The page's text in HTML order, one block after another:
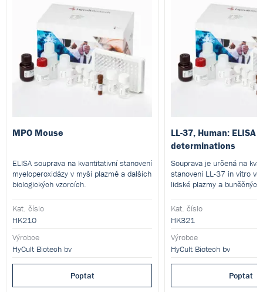
MPO Mouse
ELISA souprava na kvantitativní stanovení
myeloperoxidázy v myší plazmě a dalších
biologických vzorcích.
Kat. číslo
HK210
Výrobce
HyCult Biotech bv
Poptat
LL-37, Human:
determinations
Souprava je určená na
stanovení LL-37 in vitro
lidské plazmy a
Kat. číslo
HK321
Výrobce
HyCult Biotech bv
Poptat